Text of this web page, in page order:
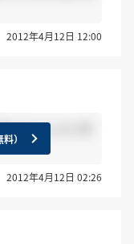
2012年4月12日 12:00
らっしゃいま
）
2012年4月12日 02:26